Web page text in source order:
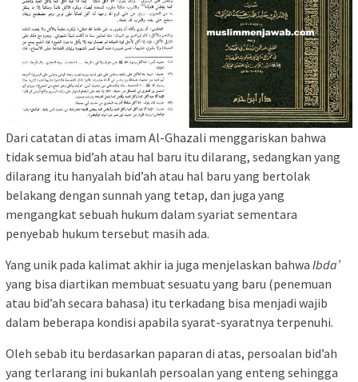
Dari catatan di atas imam Al-Ghazali menggariskan bahwa
tidak semua bid’ah atau hal baru itu dilarang, sedangkan yang
dilarang itu hanyalah bid’ah atau hal baru yang bertolak
belakang dengan sunnah yang tetap, dan juga yang
mengangkat sebuah hukum dalam syariat sementara
penyebab hukum tersebut masih ada.
Yang unik pada kalimat akhir ia juga menjelaskan bahwa Ibda’
yang bisa diartikan membuat sesuatu yang baru (penemuan
atau bid’ah secara bahasa) itu terkadang bisa menjadi wajib
dalam beberapa kondisi apabila syarat-syaratnya terpenuhi.
Oleh sebab itu berdasarkan paparan di atas, persoalan bid’ah
yang terlarang ini bukanlah persoalan yang enteng sehingga